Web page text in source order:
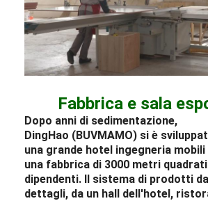
Fabbrica e sala
Dopo anni di sedimentazione,
DingHao (BUVMAMO) si è
una grande hotel ingegneria mobili
una fabbrica di 3000 metri
dipendenti. Il sistema di prodotti
dettagli, da un hall dell'hotel,